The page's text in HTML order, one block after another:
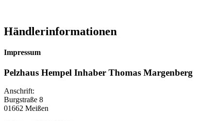
Händlerinformationen
Impressum
Pelzhaus Hempel Inhaber Thomas Margenberg
Anschrift:
Burgstraße 8
01662 Meißen